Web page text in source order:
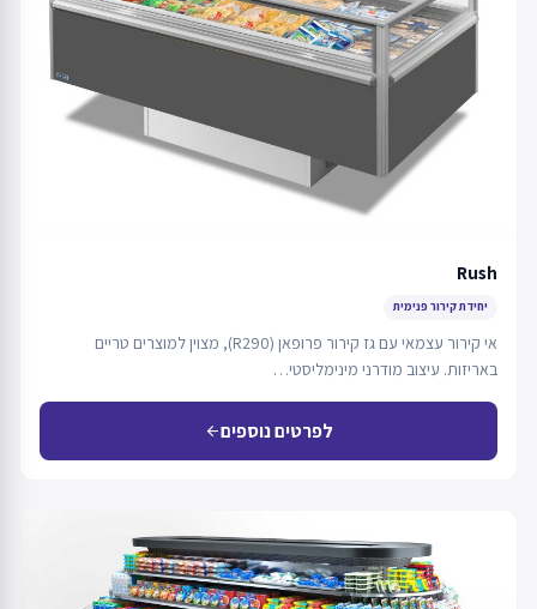
Rush
יחידת קירור פנימית
אי קירור עצמאי עם גז קירור פרופאן (R290), מצוין למוצרים טריים
באריזות. עיצוב מודרני מינימליסטי…
לפרטים נוספיםarrow_back